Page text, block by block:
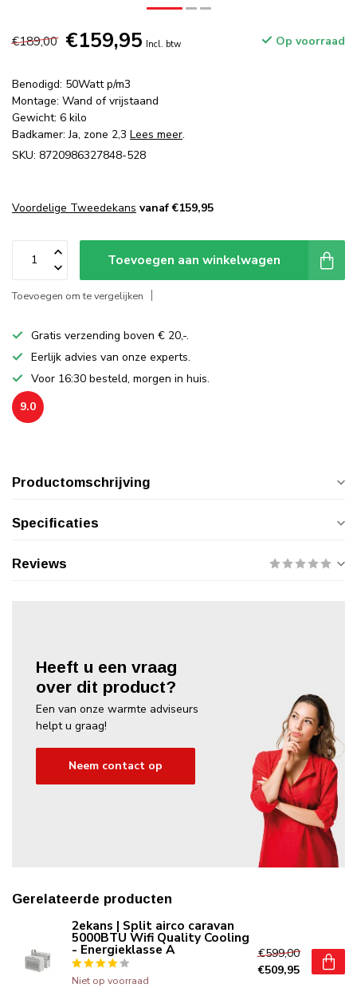
€189,00 €159,95 Incl. btw Op voorraad
Benodigd: 50Watt p/m3
Montage: Wand of vrijstaand
Gewicht: 6 kilo
Badkamer: Ja, zone 2,3 Lees meer.
SKU: 8720986327848-528
Voordelige Tweedekans vanaf €159,95
Toevoegen aan winkelwagen
Toevoegen om te vergelijken
Gratis verzending boven € 20,-.
Eerlijk advies van onze experts.
Voor 16:30 besteld, morgen in huis.
9.0
Productomschrijving
Specificaties
Reviews
Heeft u een vraag
over dit product?
Een van onze warmte adviseurs
helpt u graag!
Neem contact op
Gerelateerde producten
2ekans | Split airco caravan
5000BTU Wifi Quality Cooling
- Energieklasse A
Niet op voorraad
€599,00
€509,95